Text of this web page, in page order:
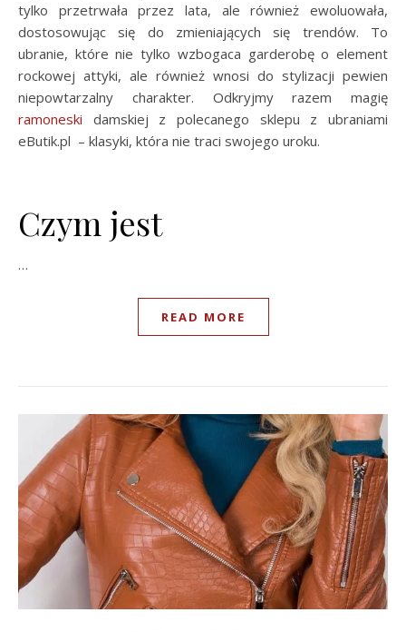
tylko przetrwała przez lata, ale również ewoluowała,
dostosowując się do zmieniających się trendów. To
ubranie, które nie tylko wzbogaca garderobę o element
rockowej attyki, ale również wnosi do stylizacji pewien
niepowtarzalny charakter. Odkryjmy razem magię
ramoneski damskiej z polecanego sklepu z ubraniami
eButik.pl – klasyki, która nie traci swojego uroku.
Czym jest
…
READ MORE